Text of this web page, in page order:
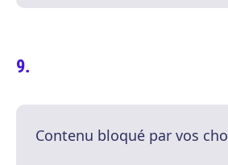
Contenu bloqué par vos